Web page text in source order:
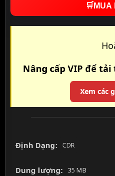
🛒 MUA
Nâng cấp VIP để
Xem các
Định Dạng: CDR
Dung lượng: 35 MB